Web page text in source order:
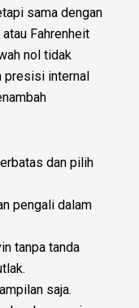
sama dengan
Fahrenheit
nol tidak
presisi internal
dan pilih
pengali dalam
tanpa tanda
saja.